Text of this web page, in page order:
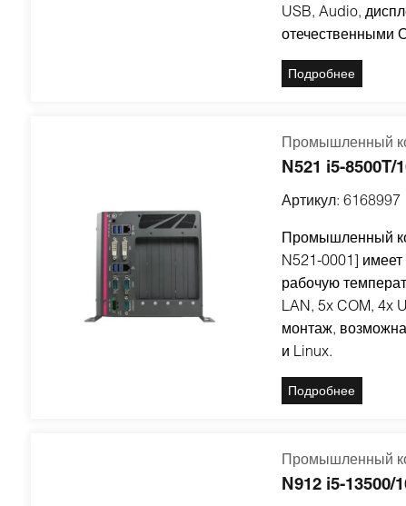
USB, Audio,
отечественными
Подробнее
Промышленный
N521 i5-8500T/
Артикул:6168997
Промышленный
N521-0001]
рабочую
LAN, 5x COM, 4x
монтаж,
и Linux.
Подробнее
Промышленный
N912 i5-13500/